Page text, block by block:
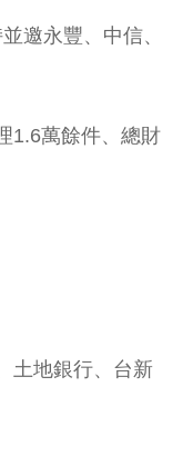
邀永豐、中信、
1.6萬餘件、總財
土地銀行、台新